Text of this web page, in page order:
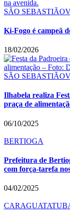
SÃO SEBASTIÃO
Ki-Fogo é campeã
18/02/2026
SÃO SEBASTIÃO
Ilhabela realiza
praça de
06/10/2025
BERTIOGA
Prefeitura de
com força-tarefa
04/02/2025